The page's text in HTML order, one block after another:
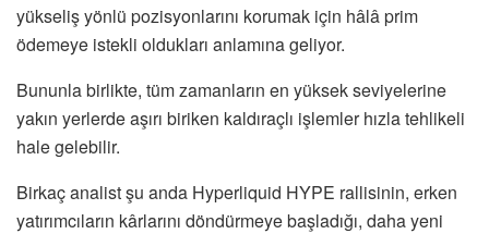
yükseliş yönlü pozisyonlarını korumak için hâlâ prim
ödemeye istekli oldukları anlamına geliyor.
Bununla birlikte, tüm zamanların en yüksek seviyelerine
yakın yerlerde aşırı biriken kaldıraçlı işlemler hızla tehlikeli
hale gelebilir.
Birkaç analist şu anda Hyperliquid HYPE rallisinin, erken
yatırımcıların kârlarını döndürmeye başladığı, daha yeni